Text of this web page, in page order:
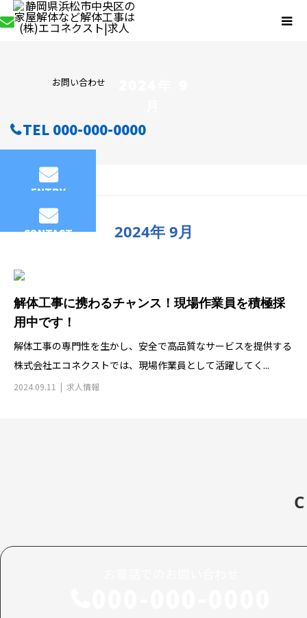
お問い合わせ
TEL 000-000-0000
ENTRY
CONTACT
2024年 9月
2024年 9月
解体工事に携わるチャンス！現場作業員を積極採
用中です！
解体工事の専門性を生かし、安全で高品質なサービスを提供する
株式会社エコネクストでは、現場作業員として活躍してく...
2024.09.11 求人情報